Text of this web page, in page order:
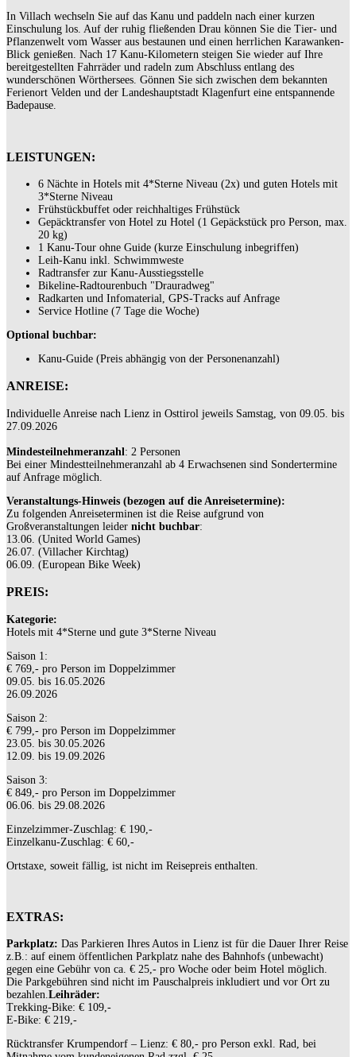
In Villach wechseln Sie auf das Kanu und paddeln nach einer kurzen
Einschulung los. Auf der ruhig fließenden Drau können Sie die Tier- und
Pflanzenwelt vom Wasser aus bestaunen und einen herrlichen Karawanken-
Blick genießen. Nach 17 Kanu-Kilometern steigen Sie wieder auf Ihre
bereitgestellten Fahrräder und radeln zum Abschluss entlang des
wunderschönen Wörthersees. Gönnen Sie sich zwischen dem bekannten
Ferienort Velden und der Landeshauptstadt Klagenfurt eine entspannende
Badepause.
LEISTUNGEN:
6 Nächte in Hotels mit 4*Sterne Niveau (2x) und guten Hotels mit
3*Sterne Niveau
Frühstückbuffet oder reichhaltiges Frühstück
Gepäcktransfer von Hotel zu Hotel (1 Gepäckstück pro Person, max.
20 kg)
1 Kanu-Tour ohne Guide (kurze Einschulung inbegriffen)
Leih-Kanu inkl. Schwimmweste
Radtransfer zur Kanu-Ausstiegsstelle
Bikeline-Radtourenbuch "Drauradweg"
Radkarten und Infomaterial, GPS-Tracks auf Anfrage
Service Hotline (7 Tage die Woche)
Optional buchbar:
Kanu-Guide (Preis abhängig von der Personenanzahl)
ANREISE:
Individuelle Anreise nach Lienz in Osttirol jeweils Samstag, von 09.05. bis
27.09.2026
Mindesteilnehmeranzahl : 2 Personen
Bei einer Mindestteilnehmeranzahl ab 4 Erwachsenen sind Sondertermine
auf Anfrage möglich.
Veranstaltungs-Hinweis (bezogen auf die Anreisetermine):
Zu folgenden Anreiseterminen ist die Reise aufgrund von
Großveranstaltungen leider nicht buchbar:
13.06. (United World Games)
26.07. (Villacher Kirchtag)
06.09. (European Bike Week)
PREIS:
Kategorie:
Hotels mit 4*Sterne und gute 3*Sterne Niveau
Saison 1:
€ 769,- pro Person im Doppelzimmer
09.05. bis 16.05.2026
26.09.2026
Saison 2:
€ 799,- pro Person im Doppelzimmer
23.05. bis 30.05.2026
12.09. bis 19.09.2026
Saison 3:
€ 849,- pro Person im Doppelzimmer
06.06. bis 29.08.2026
Einzelzimmer-Zuschlag: € 190,-
Einzelkanu-Zuschlag: € 60,-
Ortstaxe, soweit fällig, ist nicht im Reisepreis enthalten.
EXTRAS:
Parkplatz: Das Parkieren Ihres Autos in Lienz ist für die Dauer Ihrer Reise
z.B.: auf einem öffentlichen Parkplatz nahe des Bahnhofs (unbewacht)
gegen eine Gebühr von ca. € 25,- pro Woche oder beim Hotel möglich.
Die Parkgebühren sind nicht im Pauschalpreis inkludiert und vor Ort zu
bezahlen.Leihräder:
Trekking-Bike: € 109,-
E-Bike: € 219,-
Rücktransfer Krumpendorf – Lienz: € 80,- pro Person exkl. Rad, bei